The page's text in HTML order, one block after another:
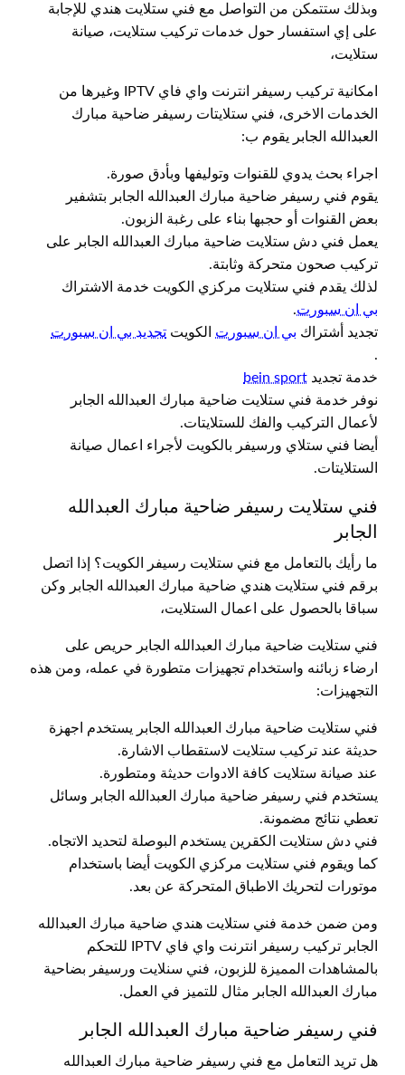
وبذلك ستتمكن من التواصل مع فني ستلايت هندي للإجابة
على إي استفسار حول خدمات تركيب ستلايت، صيانة
ستلايت،
امكانية تركيب رسيفر انترنت واي فاي IPTV وغيرها من
الخدمات الاخرى، فني ستلايتات رسيفر ضاحية مبارك
العبدالله الجابر يقوم ب:
اجراء بحث يدوي للقنوات وتوليفها وبأدق صورة.
يقوم فني رسيفر ضاحية مبارك العبدالله الجابر بتشفير
بعض القنوات أو حجبها بناء على رغبة الزبون.
يعمل فني دش ستلايت ضاحية مبارك العبدالله الجابر على
تركيب صحون متحركة وثابتة.
لذلك يقدم فني ستلايت مركزي الكويت خدمة الاشتراك
بي ان سبورت.
تجديد أشتراك بي ان سبورت الكويت تجديد بي ان سبورت
.
خدمة تجديد bein sport
نوفر خدمة فني ستلايت ضاحية مبارك العبدالله الجابر
لأعمال التركيب والفك للستلايتات.
أيضا فني ستلاي ورسيفر بالكويت لأجراء اعمال صيانة
الستلايتات.
فني ستلايت رسيفر ضاحية مبارك العبدالله
الجابر
ما رأيك بالتعامل مع فني ستلايت رسيفر الكويت؟ إذا اتصل
برقم فني ستلايت هندي ضاحية مبارك العبدالله الجابر وكن
سباقا بالحصول على اعمال الستلايت،
فني ستلايت ضاحية مبارك العبدالله الجابر حريص على
ارضاء زبائنه واستخدام تجهيزات متطورة في عمله، ومن هذه
التجهيزات:
فني ستلايت ضاحية مبارك العبدالله الجابر يستخدم اجهزة
حديثة عند تركيب ستلايت لاستقطاب الاشارة.
عند صيانة ستلايت كافة الادوات حديثة ومتطورة.
يستخدم فني رسيفر ضاحية مبارك العبدالله الجابر وسائل
تعطي نتائج مضمونة.
فني دش ستلايت الكقرين يستخدم البوصلة لتحديد الاتجاه.
كما ويقوم فني ستلايت مركزي الكويت أيضا باستخدام
موتورات لتحريك الاطباق المتحركة عن بعد.
ومن ضمن خدمة فني ستلايت هندي ضاحية مبارك العبدالله
الجابر تركيب رسيفر انترنت واي فاي IPTV للتحكم
بالمشاهدات المميزة للزبون، فني سنلايت ورسيفر بضاحية
مبارك العبدالله الجابر مثال للتميز في العمل.
فني رسيفر ضاحية مبارك العبدالله الجابر
هل تريد التعامل مع فني رسيفر ضاحية مبارك العبدالله